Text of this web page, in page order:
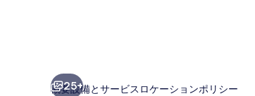
25+
概要設備とサービス ロケーションポリシー